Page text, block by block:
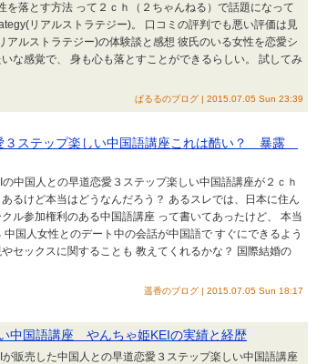
を落とす方法 って２ｃｈ（２ちゃんねる）で話題になって
リアルストラテジー)。 口コミの評判でも悪い評価は見
ルストラテジー)の体験談と感想 彼氏のいる女性を恋愛シ
な感覚で、 身も心も落とすことができるらしい。 試してみ
ぱるるのブログ | 2015.07.05 Sun 23:39
ステップ楽しい中国語講座これは酷い？ 暴露
中国人との早道恋愛３ステップ楽しい中国語講座が２ｃｈ
るけど本当はどうなんだろう？ あるスレでは、日本に住ん
ル参加権利のある中国語講座 って書いてあったけど、 本当
国人女性とのデート中の会話が中国語で すぐにできるよう
セックスに関することも 教えてくれるかな？ 国際結婚の
遥香のブログ | 2015.07.05 Sun 18:17
中国語講座 やんちゃ姫KEIの実績と経歴
販売した中国人との早道恋愛３ステップ楽しい中国語講座